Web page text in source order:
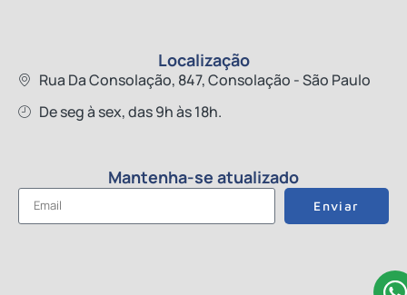
Localização
Rua Da Consolação, 847, Consolação - São Paulo
De seg à sex, das 9h às 18h.
Mantenha-se atualizado
Enviar